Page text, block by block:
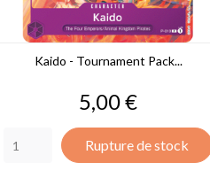
Kaido - Tournament Pack...
Prix
5,00 €
Rupture de stock